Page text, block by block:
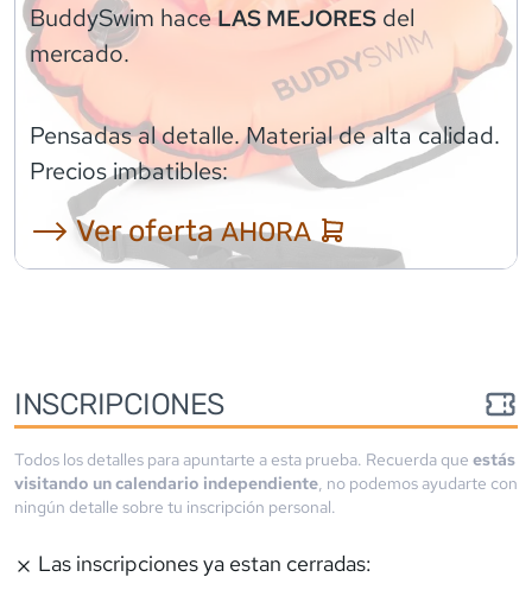
BuddySwim haceLAS MEJORES del
mercado.
Pensadas al detalle. Material de alta calidad.
Precios imbatibles:
⟶ Ver ofertaAHORA
INSCRIPCIONES
Todos los detalles para apuntarte a esta prueba. Recuerda que estás
visitando un calendario independiente, no podemos ayudarte con
ningún detalle sobre tu inscripción personal.
Las inscripciones ya estan cerradas: